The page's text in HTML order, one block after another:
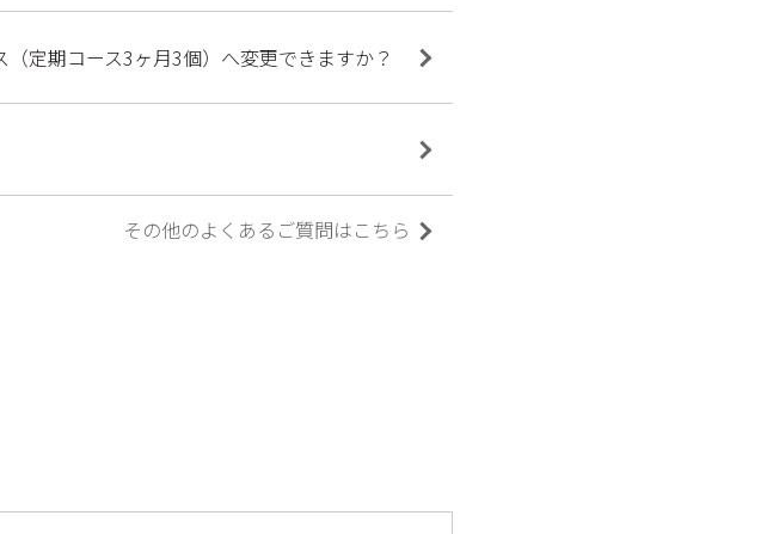
定期コース3ヶ月3個）へ変更できますか？
その他のよくあるご質問はこちら